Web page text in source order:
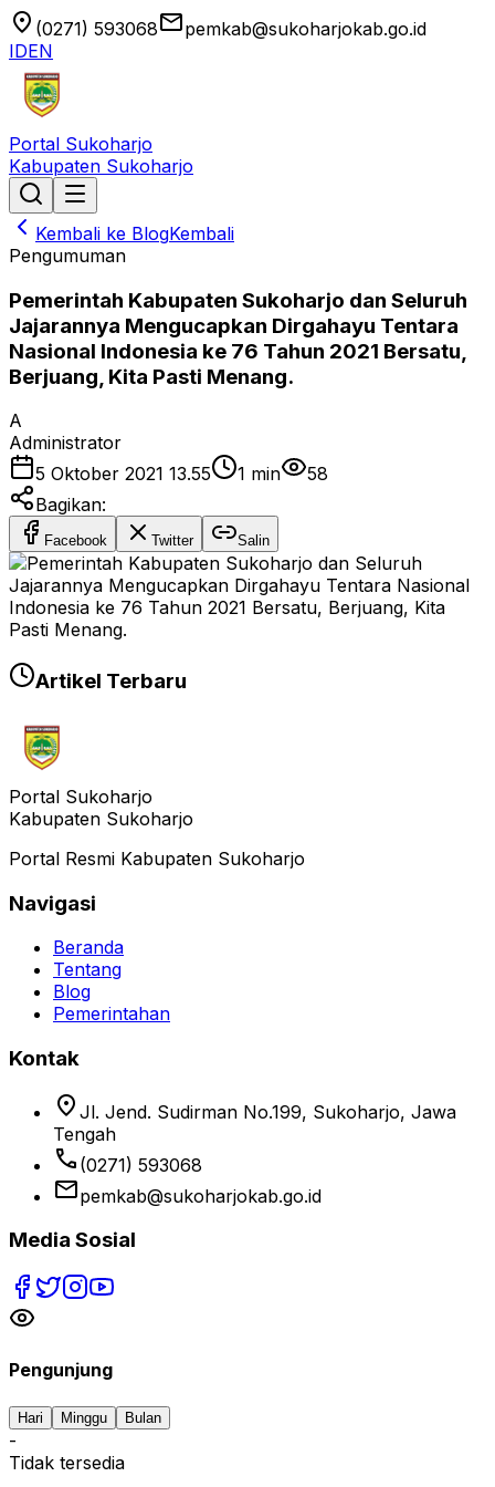
location_on (0271) 593068emailpemkab@sukoharjokab.go.id
IDEN
Portal Sukoharjo
Kabupaten Sukoharjo
Kembali ke BlogKembali
Pengumuman
Pemerintah Kabupaten Sukoharjo dan Seluruh
Jajarannya Mengucapkan Dirgahayu Tentara
Nasional Indonesia ke 76 Tahun 2021 Bersatu,
Berjuang, Kita Pasti Menang.
A
Administrator
5 Oktober 2021 13.55
1 min
58
Bagikan:
Facebook Twitter Salin
Artikel Terbaru
Portal Sukoharjo
Kabupaten Sukoharjo
Portal Resmi Kabupaten Sukoharjo
Navigasi
Beranda
Tentang
Blog
Pemerintahan
Kontak
location_on Jl. Jend. Sudirman No.199, Sukoharjo, Jawa
Tengah
phone (0271) 593068
emailpemkab@sukoharjokab.go.id
Media Sosial
Pengunjung
Hari Minggu Bulan
-
Tidak tersedia